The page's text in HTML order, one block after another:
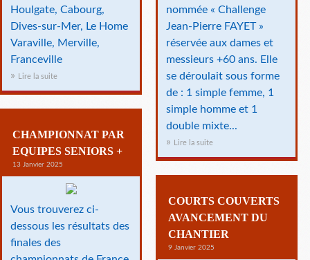
Houlgate, Cabourg,
Dives-sur-Mer, Le Home
Varaville, Merville,
Franceville
Lire la suite
nommée « Challenge
Jean-Pierre FAYET »
réservée aux dames et
messieurs +60 ans. Elle
se déroulait sous forme
de : 1 simple femme, 1
simple homme et 1
double mixte...
Lire la suite
CHAMPIONNAT PAR
EQUIPES SENIORS +
13 Janvier 2025
Vous trouverez ci-
dessous les résultats des
finales des
COURTS COUVERTS
AVANCEMENT DU
CHANTIER
9 Janvier 2025